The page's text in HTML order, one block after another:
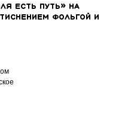
есть путь» на
фольгой и